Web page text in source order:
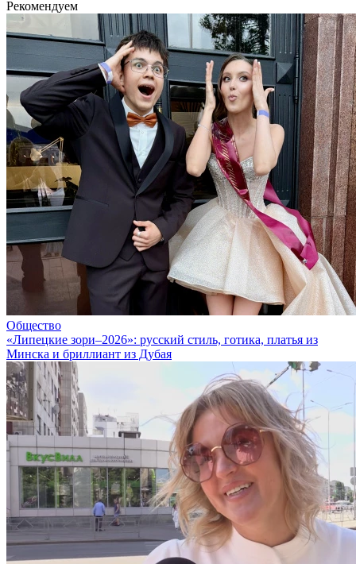
Рекомендуем
Общество
«Липецкие зори–2026»: русский стиль, готика, платья из
Минска и бриллиант из Дубая